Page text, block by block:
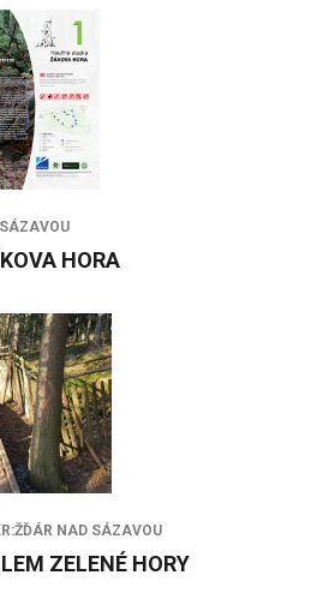
HORA
NAD SÁZAVOU
ZELENÉ HORY